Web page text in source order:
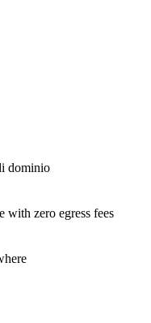
dominio
with zero egress fees